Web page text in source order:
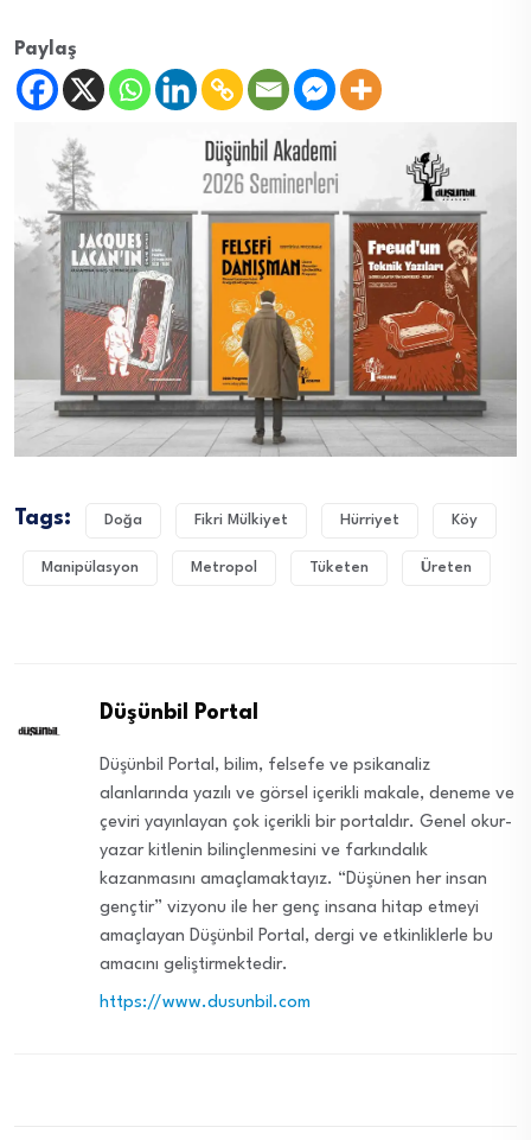
Paylaş
Tags: Doğa Fikri Mülkiyet Hürriyet Köy
Manipülasyon Metropol Tüketen Üreten
Düşünbil Portal
Düşünbil Portal, bilim, felsefe ve psikanaliz
alanlarında yazılı ve görsel içerikli makale, deneme ve
çeviri yayınlayan çok içerikli bir portaldır. Genel okur-
yazar kitlenin bilinçlenmesini ve farkındalık
kazanmasını amaçlamaktayız. “Düşünen her insan
gençtir” vizyonu ile her genç insana hitap etmeyi
amaçlayan Düşünbil Portal, dergi ve etkinliklerle bu
amacını geliştirmektedir.
https://www.dusunbil.com